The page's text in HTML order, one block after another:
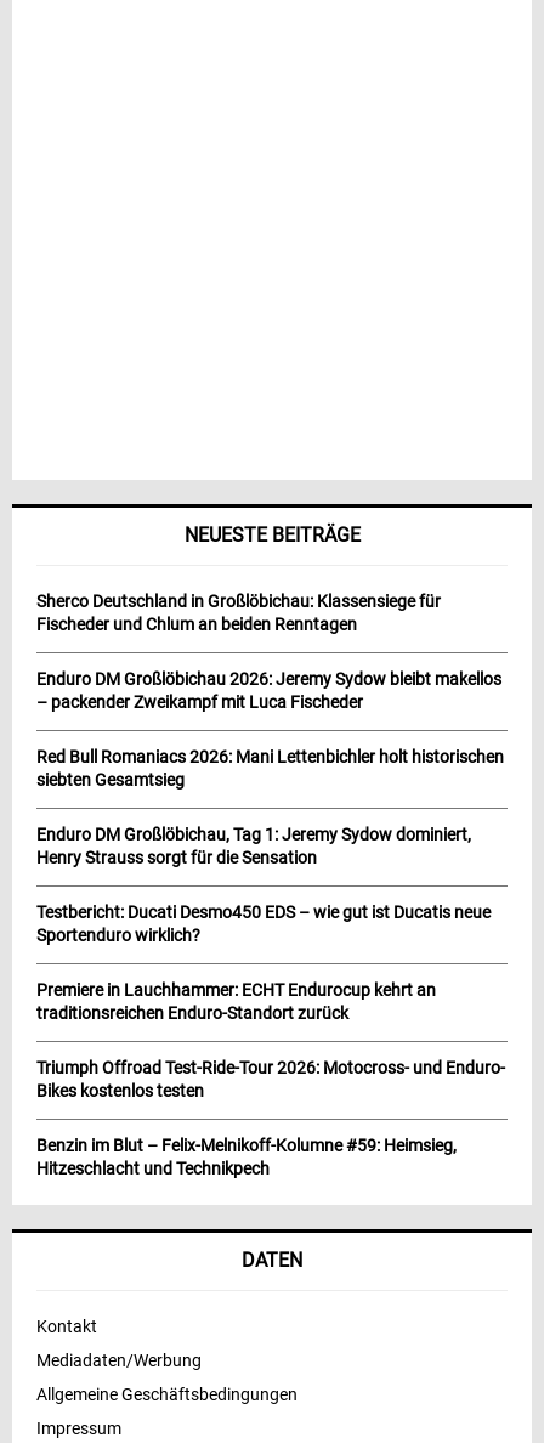
NEUESTE BEITRÄGE
Sherco Deutschland in Großlöbichau: Klassensiege für
Fischeder und Chlum an beiden Renntagen
Enduro DM Großlöbichau 2026: Jeremy Sydow bleibt makellos
– packender Zweikampf mit Luca Fischeder
Red Bull Romaniacs 2026: Mani Lettenbichler holt historischen
siebten Gesamtsieg
Enduro DM Großlöbichau, Tag 1: Jeremy Sydow dominiert,
Henry Strauss sorgt für die Sensation
Testbericht: Ducati Desmo450 EDS – wie gut ist Ducatis neue
Sportenduro wirklich?
Premiere in Lauchhammer: ECHT Endurocup kehrt an
traditionsreichen Enduro-Standort zurück
Triumph Offroad Test-Ride-Tour 2026: Motocross- und Enduro-
Bikes kostenlos testen
Benzin im Blut – Felix-Melnikoff-Kolumne #59: Heimsieg,
Hitzeschlacht und Technikpech
DATEN
Kontakt
Mediadaten/Werbung
Allgemeine Geschäftsbedingungen
Impressum